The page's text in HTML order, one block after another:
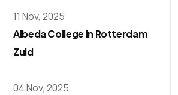
11 Nov, 2025
Albeda College in Rotterdam
Zuid
04 Nov, 2025